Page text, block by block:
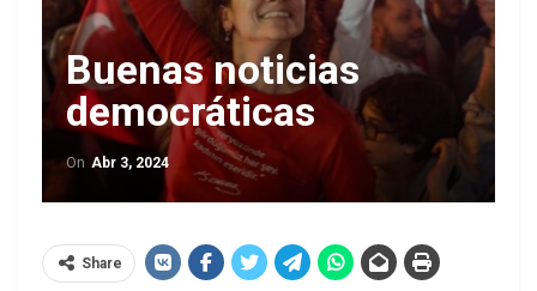
Buenas noticias
democráticas
On Abr 3, 2024
Share